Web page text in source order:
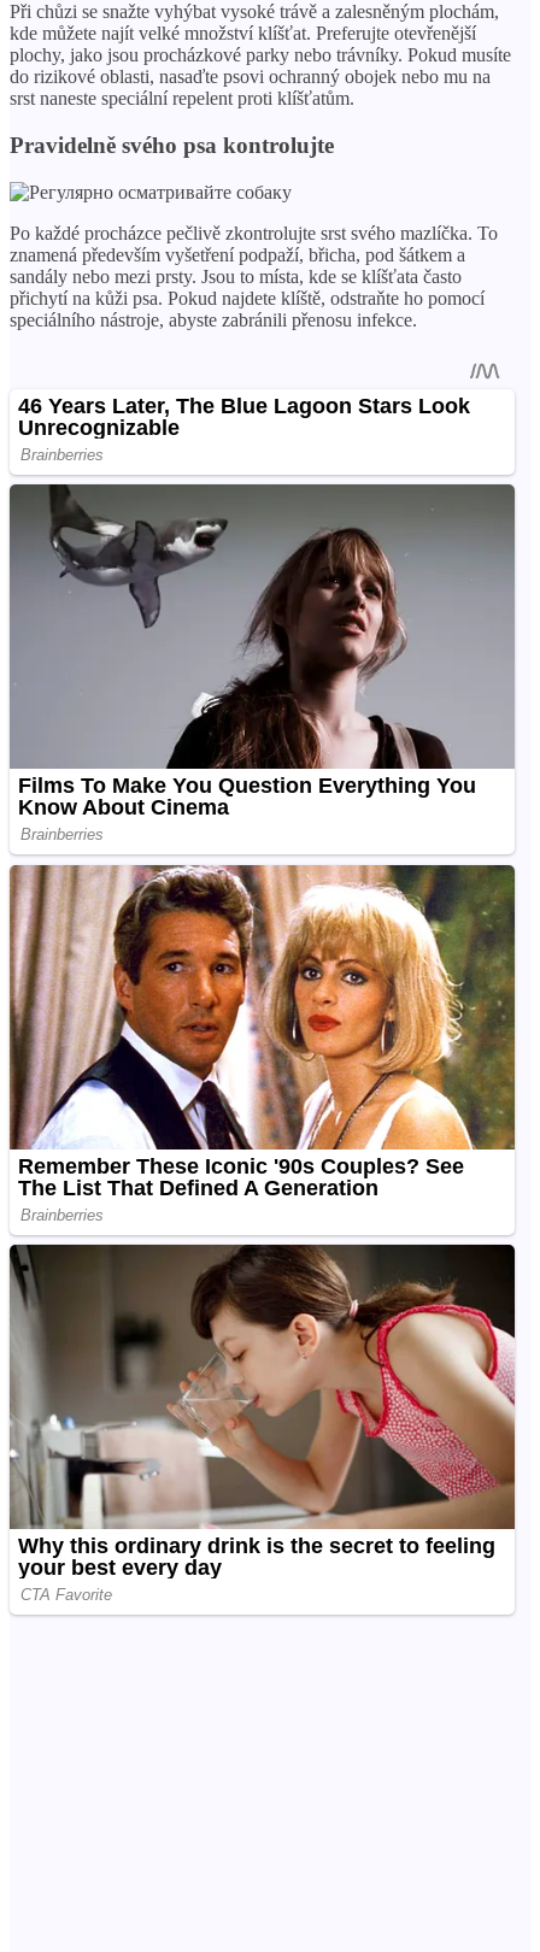
Při chůzi se snažte vyhýbat vysoké trávě a zalesněným plochám,
kde můžete najít velké množství klíšťat. Preferujte otevřenější
plochy, jako jsou procházkové parky nebo trávníky. Pokud musíte
do rizikové oblasti, nasaďte psovi ochranný obojek nebo mu na
srst naneste speciální repelent proti klíšťatům.
Pravidelně svého psa kontrolujte
Po každé procházce pečlivě zkontrolujte srst svého mazlíčka. To
znamená především vyšetření podpaží, břicha, pod šátkem a
sandály nebo mezi prsty. Jsou to místa, kde se klíšťata často
přichytí na kůži psa. Pokud najdete klíště, odstraňte ho pomocí
speciálního nástroje, abyste zabránili přenosu infekce.